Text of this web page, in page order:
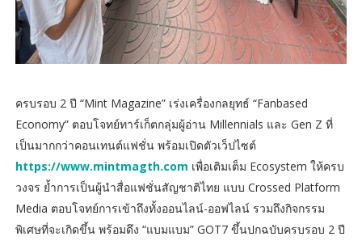
ครบรอบ 2 ปี “Mint Magazine” เร่งเครื่องกลยุทธ์ “Fanbased
Economy” ตอบโจทย์ทาร์เก็ตกลุ่มผู้อ่าน Millennials และ Gen Z ที่
เป็นมากกว่าคอนเทนต์แฟชั่น พร้อมเปิดตัวเว็ปไซต์
https://www.mintmagth.com เพื่อเติมเต็ม Ecosystem ให้ครบ
วงจร ย้ำการเป็นผู้นำสื่อแฟชั่นสัญชาติไทย แบบ Crossed Platform
Media ตอบโจทย์การเข้าถึงทั้งออนไลน์-ออฟไลน์ รวมถึงกิจกรรม
พิเศษที่จะเกิดขึ้น พร้อมดึง “แบมแบม” GOT7 ขึ้นปกฉบับครบรอบ 2 ปี